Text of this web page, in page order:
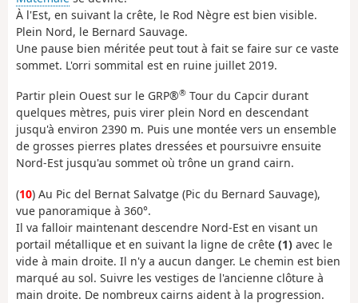
À l'Est, en suivant la crête, le Rod Nègre est bien visible.
Plein Nord, le Bernard Sauvage.
Une pause bien méritée peut tout à fait se faire sur ce vaste
sommet. L'orri sommital est en ruine juillet 2019.
Partir plein Ouest sur le GRP®® Tour du Capcir durant
quelques mètres, puis virer plein Nord en descendant
jusqu'à environ 2390 m. Puis une montée vers un ensemble
de grosses pierres plates dressées et poursuivre ensuite
Nord-Est jusqu'au sommet où trône un grand cairn.
(10) Au Pic del Bernat Salvatge (Pic du Bernard Sauvage),
vue panoramique à 360°.
Il va falloir maintenant descendre Nord-Est en visant un
portail métallique et en suivant la ligne de crête (1) avec le
vide à main droite. Il n'y a aucun danger. Le chemin est bien
marqué au sol. Suivre les vestiges de l'ancienne clôture à
main droite. De nombreux cairns aident à la progression.